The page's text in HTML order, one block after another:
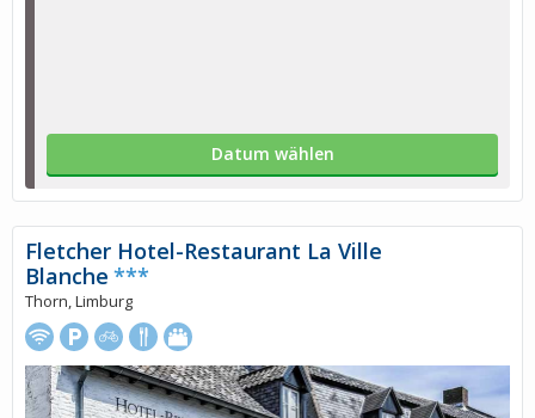
Datum wählen
Fletcher Hotel-Restaurant La Ville
Blanche ***
Thorn, Limburg